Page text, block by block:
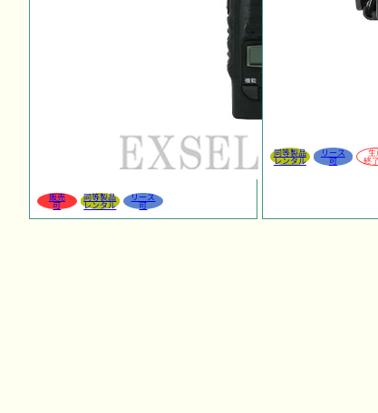
販売
可
同等製品
レンタル
リース
可
同等製品
レンタル
リース
可
生
終